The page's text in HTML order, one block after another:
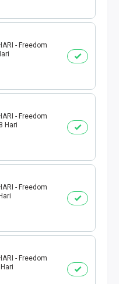
- Freedom
- Freedom
Hari
- Freedom
- Freedom